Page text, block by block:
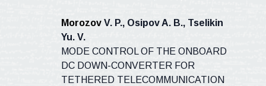
MorozovV. P., Osipov A. B., Tselikin
Yu. V.
MODE CONTROL OF THE ONBOARD
DC DOWN-CONVERTER FOR
TETHERED TELECOMMUNICATION